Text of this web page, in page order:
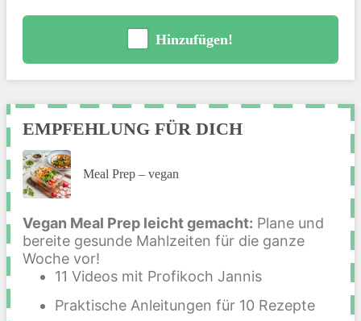
Hinzufügen!
EMPFEHLUNG FÜR DICH
Meal Prep – vegan
Vegan Meal Prep leicht gemacht: Plane und
bereite gesunde Mahlzeiten für die ganze
Woche vor!
11 Videos mit Profikoch Jannis
Praktische Anleitungen für 10 Rezepte